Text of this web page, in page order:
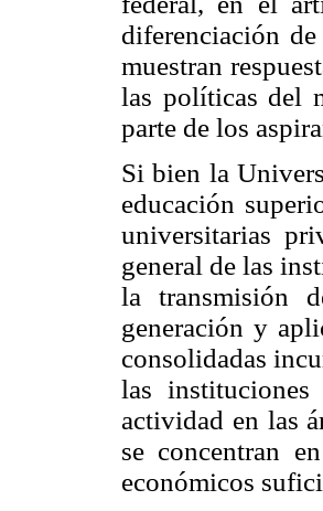
diferenciación
muestran
las políticas del
parte de los
Si bien la
educación
universitarias
general de las
la transmisión
generación y
consolidadas
las instituciones
actividad en las
se concentran
económicos